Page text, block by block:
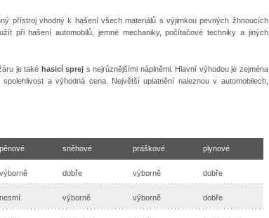
přístroj vhodný k hašení všech materiálů s výjimkou pevných žhnoucích
při hašení automobilů, jemné mechaniky, počítačové techniky a jiných
je také hasicí sprej s nejrůznějšími náplněmi. Hlavní výhodou je zejména
a výhodná cena. Největší uplatnění naleznou v automobilech,
pěnové sněhové práškové plynové
výborně dobře výborně dobře
nesmí výborně výborně dobře